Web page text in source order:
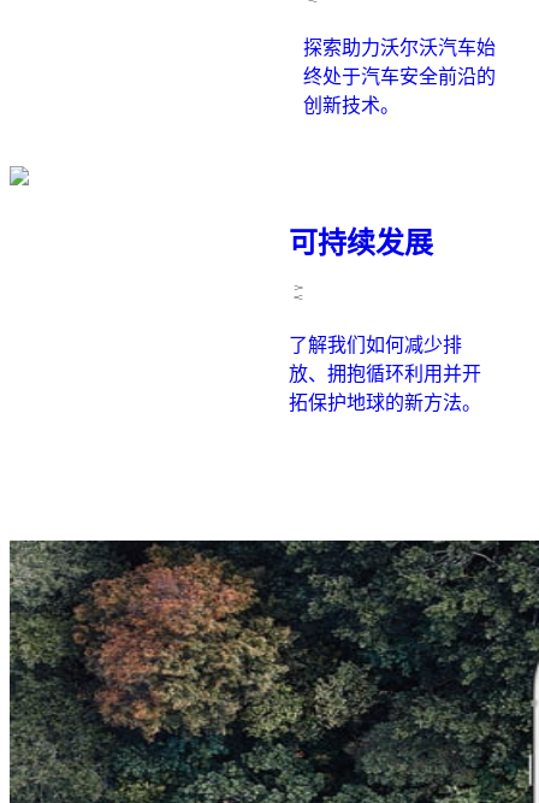
探索助力沃尔沃汽车始
终处于汽车安全前沿的
创新技术。
可持续发展
了解我们如何减少排
放、拥抱循环利用并开
拓保护地球的新方法。